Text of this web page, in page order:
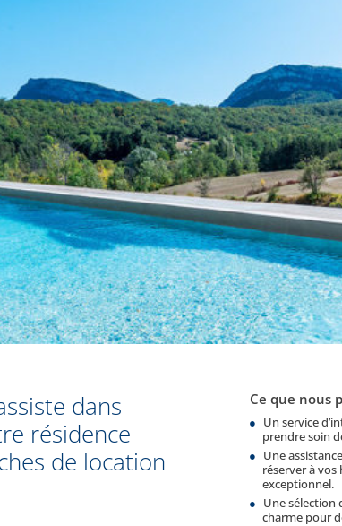
dans
résidence
de location
Ce que nous
Un service
prendre soin
Une
réserver à
exceptionnel.
Une sélection
charme pour